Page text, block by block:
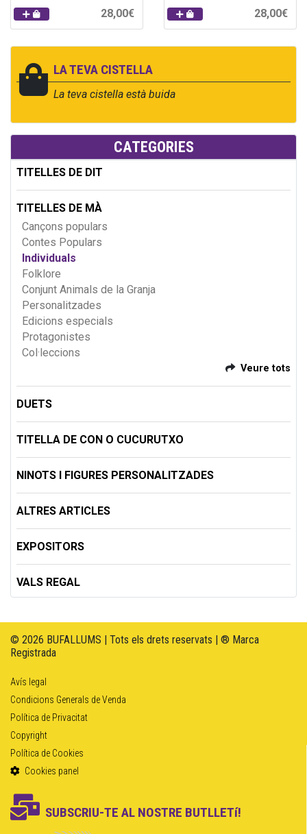
LA TEVA CISTELLA
La teva cistella està buida
CATEGORIES
TITELLES DE DIT
TITELLES DE MÀ
Cançons populars
Contes Populars
Individuals
Folklore
Conjunt Animals de la Granja
Personalitzades
Edicions especials
Protagonistes
Col·leccions
Veure tots
DUETS
TITELLA DE CON O CUCURUTXO
NINOTS I FIGURES PERSONALITZADES
ALTRES ARTICLES
EXPOSITORS
VALS REGAL
28,00€ 28,00€
© 2026 BUFALLUMS | Tots els drets reservats | ® Marca
Registrada
Avís legal
Condicions Generals de Venda
Política de Privacitat
Copyright
Política de Cookies
Cookies panel
SUBSCRIU-TE AL NOSTRE BUTLLETí!